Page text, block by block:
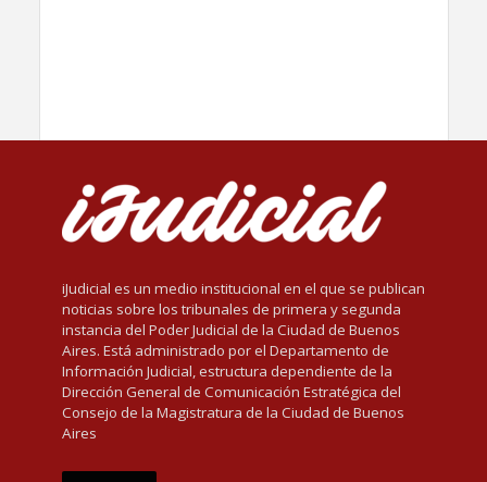
iJudicial es un medio institucional en el que se publican
noticias sobre los tribunales de primera y segunda
instancia del Poder Judicial de la Ciudad de Buenos
Aires. Está administrado por el Departamento de
Información Judicial, estructura dependiente de la
Dirección General de Comunicación Estratégica del
Consejo de la Magistratura de la Ciudad de Buenos
Aires